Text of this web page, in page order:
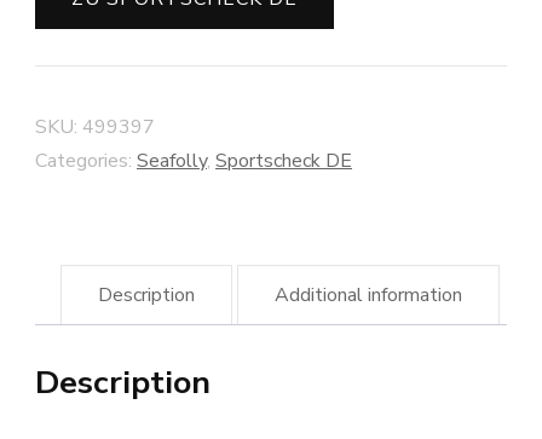
SKU: 499397
Categories: Seafolly, Sportscheck DE
Description Additional information
Description